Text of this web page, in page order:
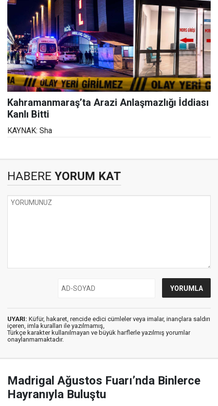
Kahramanmaraş’ta Arazi Anlaşmazlığı İddiası
Kanlı Bitti
KAYNAK: Sha
HABERE YORUM KAT
UYARI: Küfür, hakaret, rencide edici cümleler veya imalar, inançlara saldırı
içeren, imla kuralları ile yazılmamış,
Türkçe karakter kullanılmayan ve büyük harflerle yazılmış yorumlar
onaylanmamaktadır.
Madrigal Ağustos Fuarı’nda Binlerce
Hayranıyla Buluştu